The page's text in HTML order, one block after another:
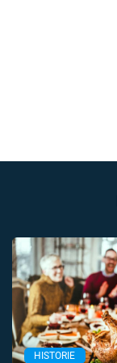
HISTORIE